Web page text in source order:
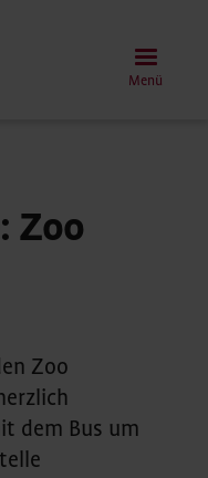
Menü
Zoo
Zoo
dem Bus um